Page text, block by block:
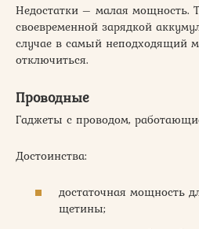
Недостатки – малая мощность.
своевременной зарядкой
случае в самый неподходящий
отключиться.
Проводные
Гаджеты с проводом,
Достоинства:
достаточная мощность
щетины;